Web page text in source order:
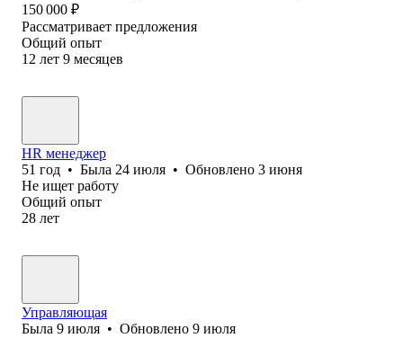
150 000 ₽
Рассматривает предложения
Общий опыт
12 лет 9 месяцев
HR менеджер
51 год • Была 24 июля • Обновлено 3 июня
Не ищет работу
Общий опыт
28 лет
Управляющая
Была 9 июля • Обновлено 9 июля